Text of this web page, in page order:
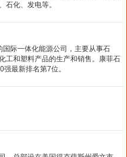
石化、发电等。
际一体化能源公司，主要从事石
工和塑料产品的生产和销售。康菲石
最新排名第7位。